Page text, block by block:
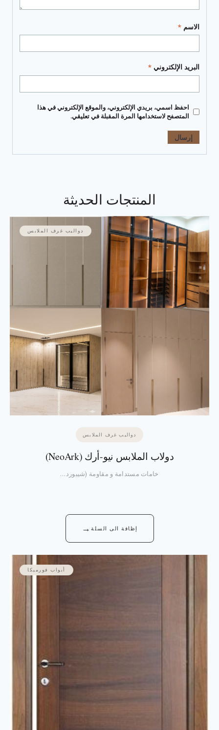
الاسم *
البريد الإلكتروني *
احفظ اسمي، بريدي الإلكتروني، والموقع الإلكتروني في هذا
المتصفح لاستخدامها المرة المقبلة في تعليقي.
المنتجات الحديثة
دواليب غرف الملابس
دواليب غرف الملابس
دولاب الملابس نيو-أرك (NeoArk)
خامات مستدامة و مقاومة (شيبورد…
إظافة الى السلة →
أبواب فورميكا